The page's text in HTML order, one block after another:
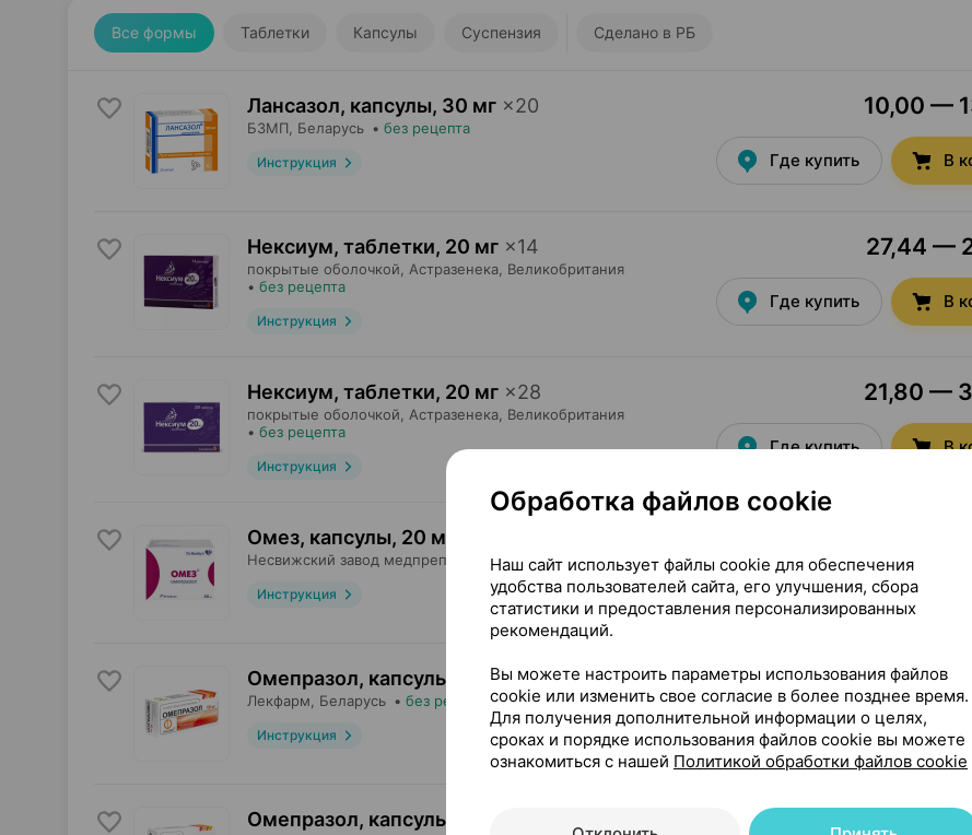
Все формы Таблетки Капсулы Суспензия Сделано в РБ
Лансазол, капсулы, 30 мг ×20
БЗМП , Беларусь • без рецепта
Инструкция
10,00 —
Где купить В
Нексиум, таблетки, 20 мг ×14
покрытые оболочкой, Астразенека , Великобритания
• без рецепта
Инструкция
27,44 —
Где купить В
Нексиум, таблетки, 20 мг ×28
покрытые оболочкой, Астразенека , Великобритания
• без рецепта
Инструкция
21,80 —
Где купить В
Омез, капсулы, 20 мг
Несвижский завод медпрепаратов , Беларусь•без рецепта
Инструкция
16,05 —
Где купить В
Омепразол, капсулы 10 мг ×30
Лекфарм , Беларусь • без рецепта
Инструкция
4,95 —
Где купить В
Омепразол, капсулы 2,25
Обработка файлов cookie
Наш сайт использует файлы cookie для обеспечения
удобства пользователей сайта, его улучшения, сбора
статистики и предоставления персонализированных
рекомендаций.
Вы можете настроить параметры использования файлов
cookie или изменить свое согласие в более позднее время.
Для получения дополнительной информации о целях,
сроках и порядке использования файлов cookie вы можете
ознакомиться с нашей Политикой обработки файлов cookie